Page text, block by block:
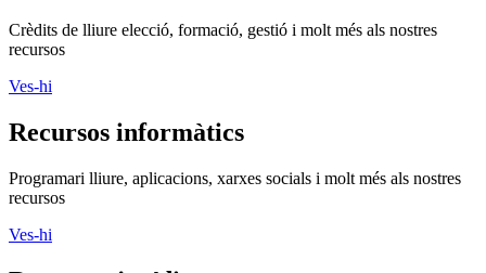
Crèdits de lliure elecció, formació, gestió i molt més als nostres
recursos
Ves-hi
Recursos informàtics
Programari lliure, aplicacions, xarxes socials i molt més als nostres
recursos
Ves-hi